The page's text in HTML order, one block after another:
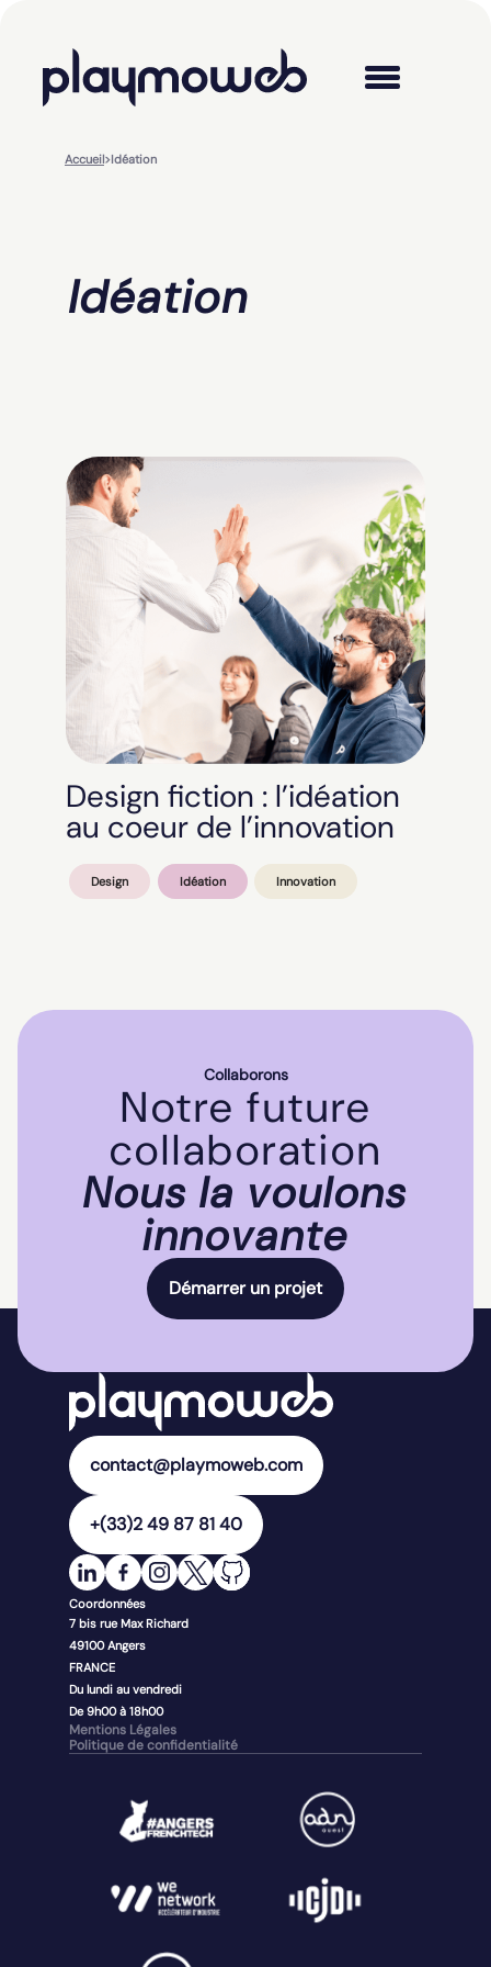
Accueil>Idéation
Idéation
Design fiction : l’idéation
au coeur de l’innovation
Design Idéation Innovation
Collaborons
Notre future
collaboration
Nous la voulons
innovante
Démarrer un projet
contact@playmoweb.com
+(33)2 49 87 81 40
Coordonnées
7 bis rue Max Richard
49100 Angers
FRANCE
Du lundi au vendredi
De 9h00 à 18h00
Mentions Légales
Politique de confidentialité